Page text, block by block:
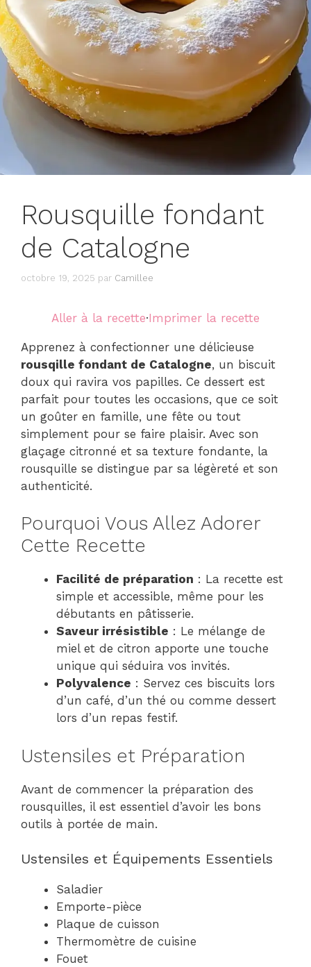
Rousquille fondant
de Catalogne
octobre 19, 2025 par Camillee
Aller à la recette·Imprimer la recette
Apprenez à confectionner une délicieuse
rousqille fondant de Catalogne, un biscuit
doux qui ravira vos papilles. Ce dessert est
parfait pour toutes les occasions, que ce soit
un goûter en famille, une fête ou tout
simplement pour se faire plaisir. Avec son
glaçage citronné et sa texture fondante, la
rousquille se distingue par sa légèreté et son
authenticité.
Pourquoi Vous Allez Adorer
Cette Recette
Facilité de préparation : La recette est
simple et accessible, même pour les
débutants en pâtisserie.
Saveur irrésistible : Le mélange de
miel et de citron apporte une touche
unique qui séduira vos invités.
Polyvalence : Servez ces biscuits lors
d’un café, d’un thé ou comme dessert
lors d’un repas festif.
Ustensiles et Préparation
Avant de commencer la préparation des
rousquilles, il est essentiel d’avoir les bons
outils à portée de main.
Ustensiles et Équipements Essentiels
Saladier
Emporte-pièce
Plaque de cuisson
Thermomètre de cuisine
Fouet